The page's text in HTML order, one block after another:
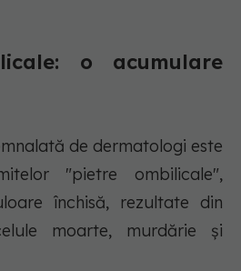
o acumulare
de dermatologi este
"pietre ombilicale",
închisă, rezultate din
moarte, murdărie și